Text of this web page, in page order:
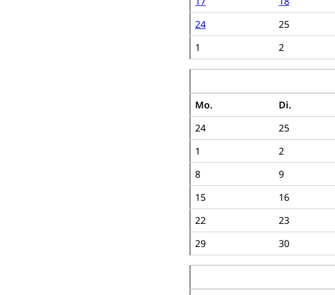
24
25
1
2
Mo.
Di.
24
25
1
2
8
9
15
16
22
23
29
30
Raumdatenpool